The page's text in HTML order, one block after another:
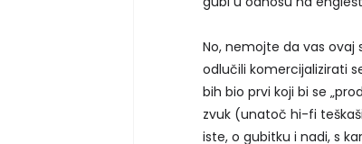
No, nemojte da vas ovaj
odlučili komercijalizirati
bih bio prvi koji bi se
zvuk (unatoč hi-fi
iste, o gubitku i nadi, s